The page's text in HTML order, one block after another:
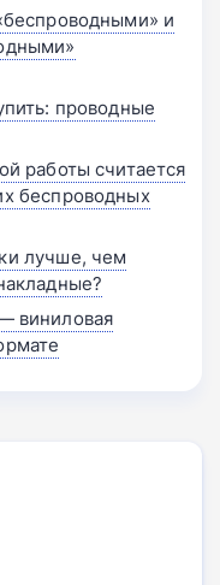
и
проводные
работы считается
беспроводных
лучше, чем
виниловая